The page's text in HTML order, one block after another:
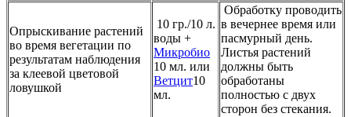
Опрыскивание растений
во время вегетации по
результатам наблюдения
за клеевой цветовой
ловушкой
10 гр./10 л.
воды +
Микробио
10 мл. или
Ветцит10
мл.
Обработку проводить
в вечернее время или
пасмурный день.
Листья растений
должны быть
обработаны
полностью с двух
сторон без стекания.